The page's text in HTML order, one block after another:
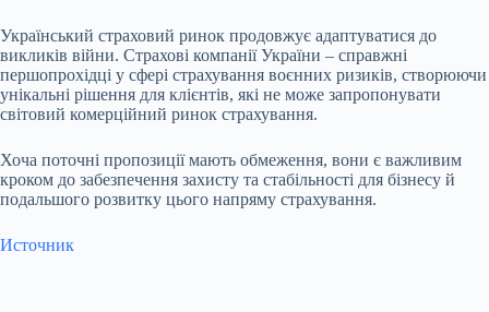
Український страховий ринок продовжує адаптуватися до
викликів війни. Страхові компанії України – справжні
першопрохідці у сфері страхування воєнних ризиків, створюючи
унікальні рішення для клієнтів, які не може запропонувати
світовий комерційний ринок страхування.
Хоча поточні пропозиції мають обмеження, вони є важливим
кроком до забезпечення захисту та стабільності для бізнесу й
подальшого розвитку цього напряму страхування.
Источник